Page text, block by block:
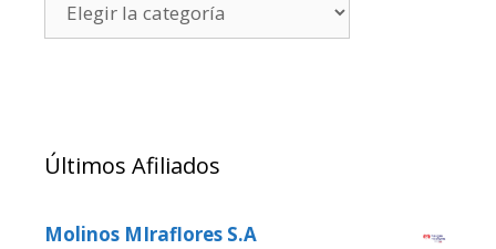
Últimos Afiliados
Molinos MIraflores S.A